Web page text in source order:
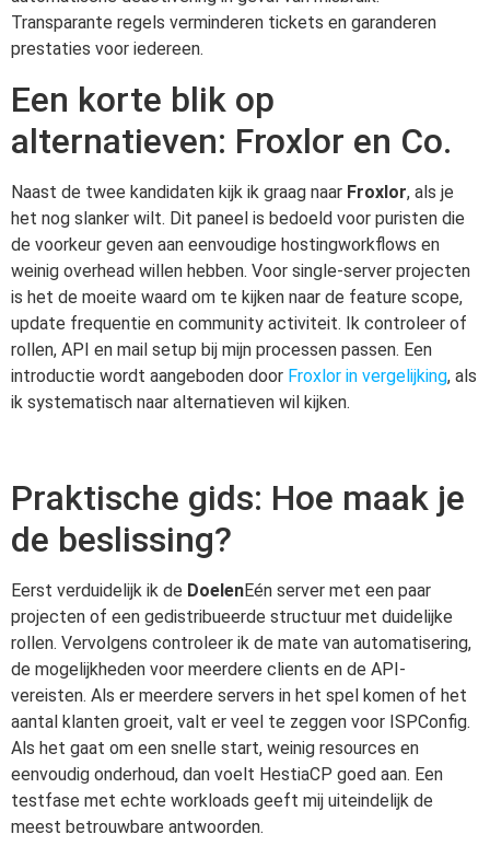
Transparante regels verminderen tickets en garanderen
prestaties voor iedereen.
Een korte blik op
alternatieven: Froxlor en Co.
Naast de twee kandidaten kijk ik graag naar Froxlor, als je
het nog slanker wilt. Dit paneel is bedoeld voor puristen die
de voorkeur geven aan eenvoudige hostingworkflows en
weinig overhead willen hebben. Voor single-server projecten
is het de moeite waard om te kijken naar de feature scope,
update frequentie en community activiteit. Ik controleer of
rollen, API en mail setup bij mijn processen passen. Een
introductie wordt aangeboden door Froxlor in vergelijking, als
ik systematisch naar alternatieven wil kijken.
Praktische gids: Hoe maak je
de beslissing?
Eerst verduidelijk ik de DoelenEén server met een paar
projecten of een gedistribueerde structuur met duidelijke
rollen. Vervolgens controleer ik de mate van automatisering,
de mogelijkheden voor meerdere clients en de API-
vereisten. Als er meerdere servers in het spel komen of het
aantal klanten groeit, valt er veel te zeggen voor ISPConfig.
Als het gaat om een snelle start, weinig resources en
eenvoudig onderhoud, dan voelt HestiaCP goed aan. Een
testfase met echte workloads geeft mij uiteindelijk de
meest betrouwbare antwoorden.